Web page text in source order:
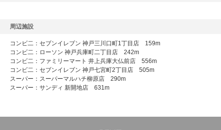
周辺施設
コンビ二：セブンイレブン 神戸三川口町1丁目店 159m
コンビ二：ローソン 神戸兵庫町二丁目店 242m
コンビ二：ファミリーマート 井上兵庫大仏前店 556m
コンビ二：セブンイレブン 神戸七宮町2丁目店 505m
スーパー：スーパーマルハチ柳原店 290m
スーパー：サンディ 新開地店 631m